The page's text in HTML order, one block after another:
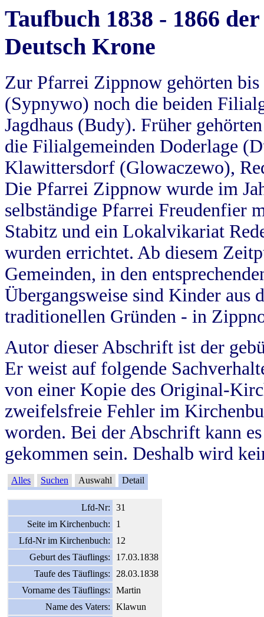
Taufbuch 1838 - 1866
Deutsch Krone
Zur Pfarrei Zippnow gehörten
(Sypnywo) noch die beiden
Jagdhaus (Budy). Früher
die Filialgemeinden Doderlage
Klawittersdorf (Glowaczewo),
Die Pfarrei Zippnow wurde im
selbständige Pfarrei Freudenfier
Stabitz und ein Lokalvikariat
wurden errichtet. Ab diesem
Gemeinden, in den
Übergangsweise sind Kinder aus
traditionellen Gründen - in
Autor dieser Abschrift ist der
Er weist auf folgende
von einer Kopie des Original-
zweifelsfreie Fehler im
worden. Bei der Abschrift kann
gekommen sein. Deshalb wird
Alles Suchen Auswahl Detail
Lfd-Nr:
31
Seite im Kirchenbuch:
1
Lfd-Nr im Kirchenbuch:
12
Geburt des Täuflings:
17.03.1838
Taufe des Täuflings:
28.03.1838
Vorname des Täuflings:
Martin
Name des Vaters:
Klawun